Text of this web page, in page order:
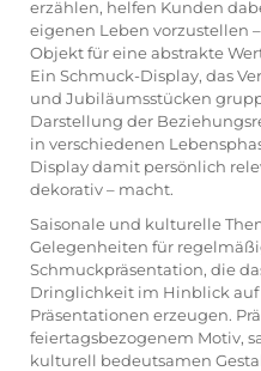
erzählen, helfen Kunden
eigenen Leben vorzustellen
Objekt für eine abstrakte
Ein Schmuck-Display, das
und Jubiläumsstücken
Darstellung der
in verschiedenen
Display damit persönlich
dekorativ – macht.
Saisonale und kulturelle
Gelegenheiten für
Schmuckpräsentation, die
Dringlichkeit im Hinblick
Präsentationen erzeugen.
feiertagsbezogenem Motiv,
kulturell bedeutsamen